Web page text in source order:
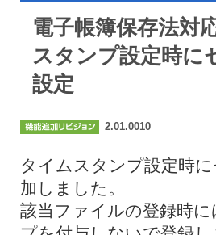
電子帳簿保存法対
スタンプ設定時に
設定
2.01.0010
タイムスタンプ設定時
加しました。
該当ファイルの登録時